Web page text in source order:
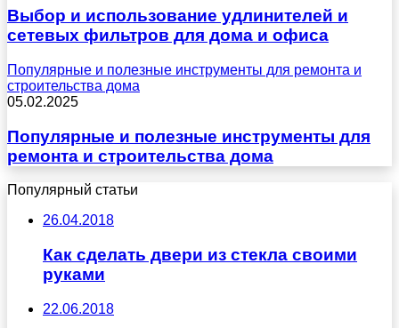
Выбор и использование удлинителей и
сетевых фильтров для дома и офиса
Популярные и полезные инструменты для ремонта и
строительства дома
05.02.2025
Популярные и полезные инструменты для
ремонта и строительства дома
Популярный статьи
26.04.2018
Как сделать двери из стекла своими
руками
22.06.2018